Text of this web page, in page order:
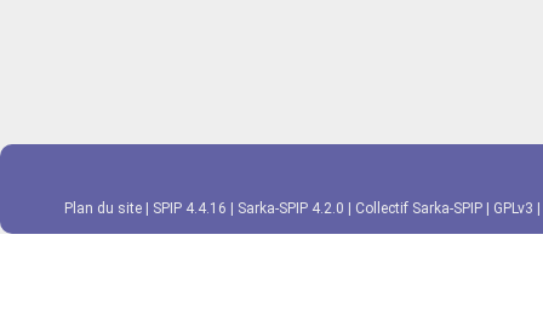
Plan du site SPIP 4.4.16 Sarka-SPIP 4.2.0 Collectif Sarka-SPIP GPLv3